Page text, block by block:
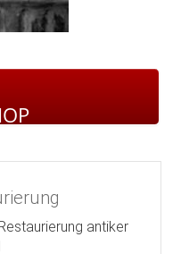
antiker